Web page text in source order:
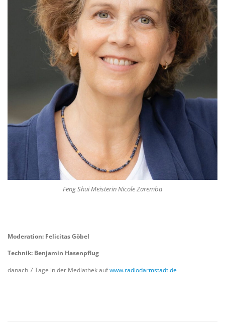
Feng Shui Meisterin Nicole Zaremba
Moderation: Felicitas Göbel
Technik: Benjamin Hasenpflug
danach 7 Tage in der Mediathek aufwww.radiodarmstadt.de